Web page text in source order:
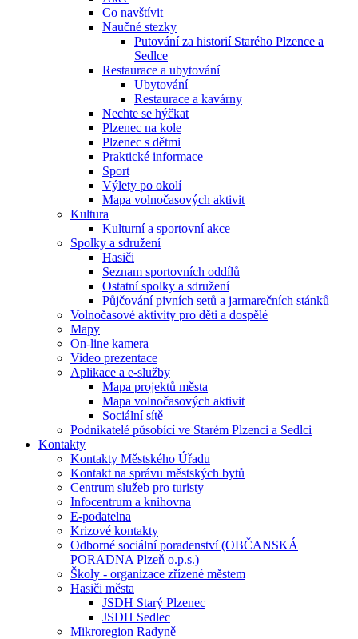
Co navštívit
Naučné stezky
Putování za historií Starého Plzence a
Sedlce
Restaurace a ubytování
Ubytování
Restaurace a kavárny
Nechte se hýčkat
Plzenec na kole
Plzenec s dětmi
Praktické informace
Sport
Výlety po okolí
Mapa volnočasových aktivit
Kultura
Kulturní a sportovní akce
Spolky a sdružení
Hasiči
Seznam sportovních oddílů
Ostatní spolky a sdružení
Půjčování pivních setů a jarmarečních stánků
Volnočasové aktivity pro děti a dospělé
Mapy
On-line kamera
Video prezentace
Aplikace a e-služby
Mapa projektů města
Mapa volnočasových aktivit
Sociální sítě
Podnikatelé působící ve Starém Plzenci a Sedlci
Kontakty
Kontakty Městského Úřadu
Kontakt na správu městských bytů
Centrum služeb pro turisty
Infocentrum a knihovna
E-podatelna
Krizové kontakty
Odborné sociální poradenství (OBČANSKÁ
PORADNA Plzeň o.p.s.)
Školy - organizace zřízené městem
Hasiči města
JSDH Starý Plzenec
JSDH Sedlec
Mikroregion Radyně